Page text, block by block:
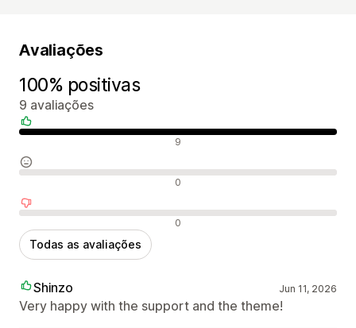
Avaliações
100% positivas
9 avaliações
Avaliações positivas 9
Avaliações neutras 0
Avaliações negativas 0
Todas as avaliações
Shinzo Jun 11, 2026
Very happy with the support and the theme!